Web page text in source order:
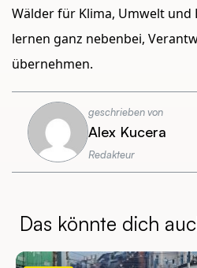
Wälder für Klima, Umwelt
lernen ganz nebenbei,
übernehmen.
geschrieben von
Alex Kucera
Redakteur
Das könnte dich